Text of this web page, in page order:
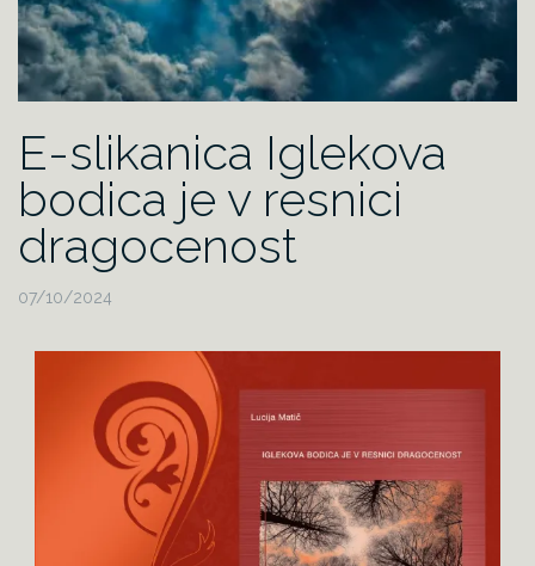
E-slikanica Iglekova
bodica je v resnici
dragocenost
07/10/2024